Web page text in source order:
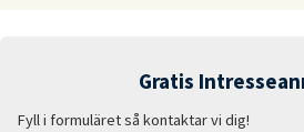
Gratis
Fyll i formuläret så kontaktar vi dig!